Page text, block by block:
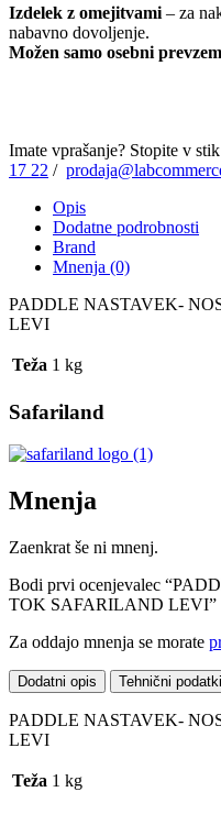
Izdelek z omejitvami – za
nabavno dovoljenje.
Možen samo osebni
Imate vprašanje? Stopite v
17 22 /
Opis
Dodatne podrobnosti
Brand
Mnenja (0)
PADDLE NASTAVEK-
LEVI
Teža 1 kg
Safariland
Mnenja
Zaenkrat še ni mnenj.
Bodi prvi ocenjevalec
TOK SAFARILAND LEVI”
Za oddajo mnenja se morate
Dodatni opis Tehnični podatki
PADDLE NASTAVEK-
LEVI
Teža 1 kg